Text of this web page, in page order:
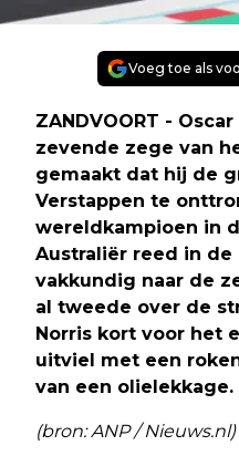
Voeg toe als
ZANDVOORT -
zevende zege van
gemaakt dat hij de
Verstappen te
wereldkampioen in
Australiër reed in de
vakkundig naar de
al tweede over de
Norris kort voor het
uitviel met een
van een olielekkage.
(bron: ANP / Nieuws.nl)